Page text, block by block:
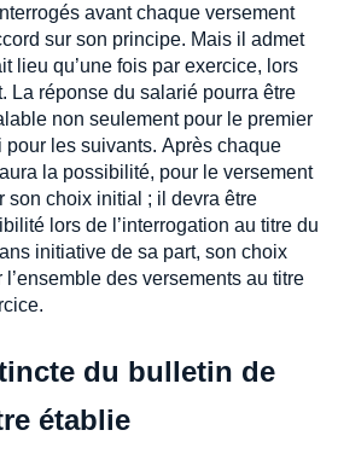
avant chaque versement
sur son principe. Mais il admet
lieu qu’une fois par exercice, lors
La réponse du salarié pourra être
non seulement pour le premier
pour les suivants. Après chaque
la possibilité, pour le versement
son choix initial ; il devra être
lors de l’interrogation au titre du
initiative de sa part, son choix
l’ensemble des versements au titre
du bulletin de
établie